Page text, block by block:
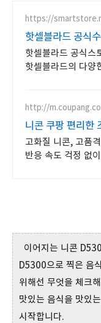
https://
핫셀블라드 공식
핫셀블라드 공식스
핫셀블라드의 다양
http://
니콘 쿠팡 편리한
고화질 니콘, 고품
반응 속도 걱정 없
이어지는 니콘
D5300으로 찍은 음
위해선 무엇을 체크
맛있는 음식을 맛있
시작합니다.